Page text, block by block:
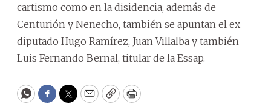
cartismo como en la disidencia, además de
Centurión y Nenecho, también se apuntan el ex
diputado Hugo Ramírez, Juan Villalba y también
Luis Fernando Bernal, titular de la Essap.
WhatsApp
Facebook
Twitter
EmailCopyPrint